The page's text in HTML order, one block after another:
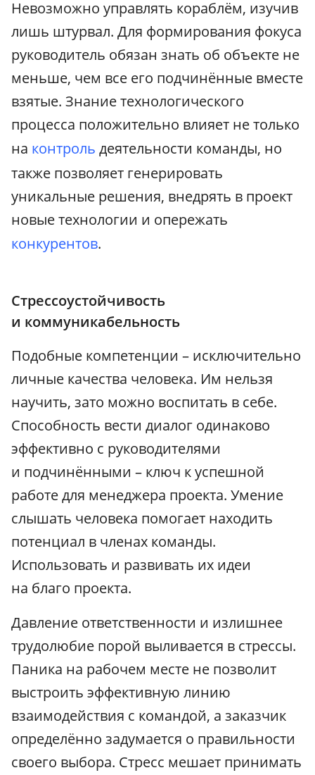
Невозможно управлять кораблём, изучив
лишь штурвал. Для формирования фокуса
руководитель обязан знать об объекте не
меньше, чем все его подчинённые вместе
взятые. Знание технологического
процесса положительно влияет не только
на контроль деятельности команды, но
также позволяет генерировать
уникальные решения, внедрять в проект
новые технологии и опережать
конкурентов.
Стрессоустойчивость
и коммуникабельность
Подобные компетенции – исключительно
личные качества человека. Им нельзя
научить, зато можно воспитать в себе.
Способность вести диалог одинаково
эффективно с руководителями
и подчинёнными – ключ к успешной
работе для менеджера проекта. Умение
слышать человека помогает находить
потенциал в членах команды.
Использовать и развивать их идеи
на благо проекта.
Давление ответственности и излишнее
трудолюбие порой выливается в стрессы.
Паника на рабочем месте не позволит
выстроить эффективную линию
взаимодействия с командой, а заказчик
определённо задумается о правильности
своего выбора. Стресс мешает принимать